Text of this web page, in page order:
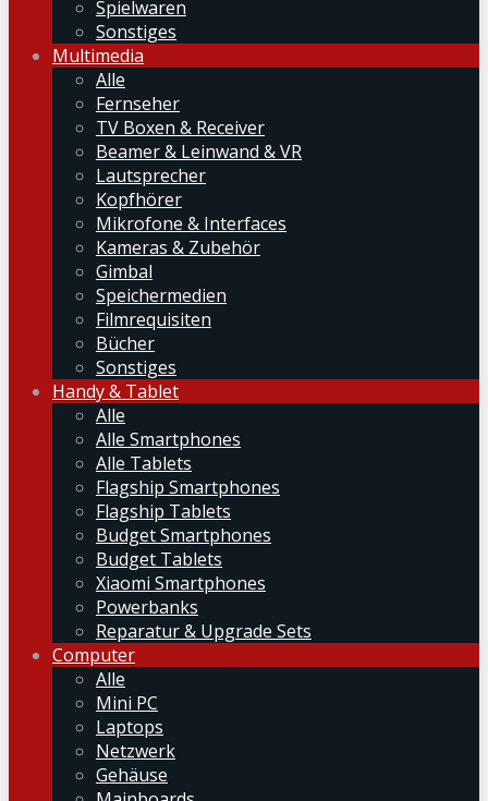
Spielwaren
Sonstiges
Multimedia
Alle
Fernseher
TV Boxen & Receiver
Beamer & Leinwand & VR
Lautsprecher
Kopfhörer
Mikrofone & Interfaces
Kameras & Zubehör
Gimbal
Speichermedien
Filmrequisiten
Bücher
Sonstiges
Handy & Tablet
Alle
Alle Smartphones
Alle Tablets
Flagship Smartphones
Flagship Tablets
Budget Smartphones
Budget Tablets
Xiaomi Smartphones
Powerbanks
Reparatur & Upgrade Sets
Computer
Alle
Mini PC
Laptops
Netzwerk
Gehäuse